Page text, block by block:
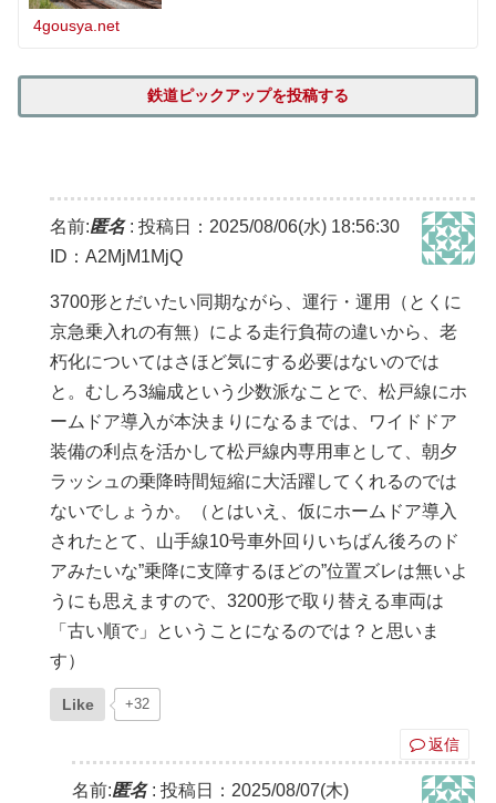
4gousya.net
鉄道ピックアップを投稿する
名前:匿名: 投稿日：2025/08/06(水) 18:56:30
ID：A2MjM1MjQ
3700形とだいたい同期ながら、運行・運用（とくに
京急乗入れの有無）による走行負荷の違いから、老
朽化についてはさほど気にする必要はないのでは
と。むしろ3編成という少数派なことで、松戸線にホ
ームドア導入が本決まりになるまでは、ワイドドア
装備の利点を活かして松戸線内専用車として、朝夕
ラッシュの乗降時間短縮に大活躍してくれるのでは
ないでしょうか。（とはいえ、仮にホームドア導入
されたとて、山手線10号車外回りいちばん後ろのド
アみたいな”乗降に支障するほどの”位置ズレは無いよ
うにも思えますので、3200形で取り替える車両は
「古い順で」ということになるのでは？と思いま
す）
Like +32
返信
名前:匿名: 投稿日：2025/08/07(木)